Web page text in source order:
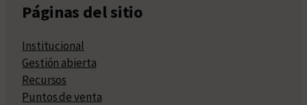
Páginas del sitio
Institucional
Gestión abierta
Recursos
Puntos de venta